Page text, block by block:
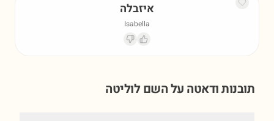
איזבלה
Isabella
תובנות ודאטה על השםלוליטה